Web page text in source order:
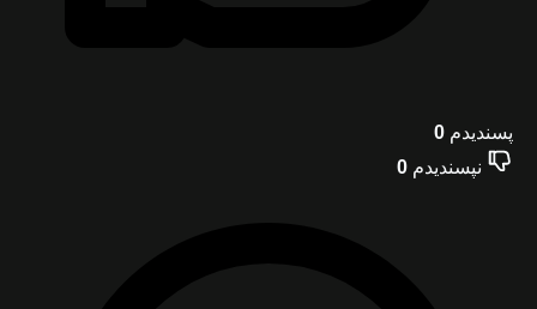
پسندیدم 0
نپسندیدم 0